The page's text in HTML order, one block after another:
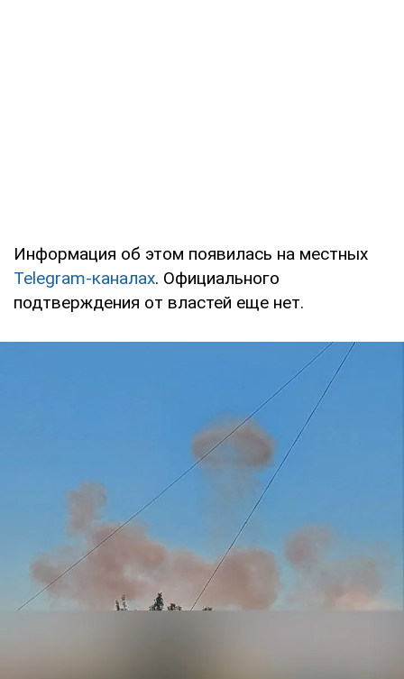
Информация об этом появилась на местных
Telegram-каналах. Официального
подтверждения от властей еще нет.